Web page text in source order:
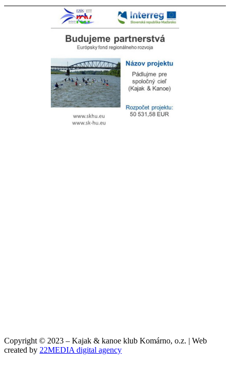
Copyright © 2023 – Kajak & kanoe klub Komárno, o.z. | Web
created by 22MEDIA digital agency